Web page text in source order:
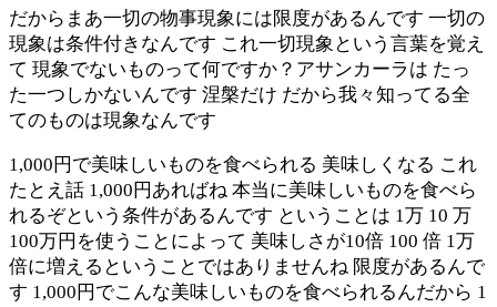
だからまあ一切の物事現象には限度があるんです 一切の
現象は条件付きなんです これ一切現象という言葉を覚え
て 現象でないものって何ですか？アサンカーラは たっ
た一つしかないんです 涅槃だけ だから我々知ってる全
てのものは現象なんです
1,000円で美味しいものを食べられる 美味しくなる これ
たとえ話 1,000円あればね 本当に美味しいものを食べら
れるぞという条件があるんです ということは 1万 10 万
100万円を使うことによって 美味しさが10倍 100 倍 1万
倍に増えるということではありませんね 限度があるんで
す 1,000円でこんな美味しいものを食べられるんだから 1